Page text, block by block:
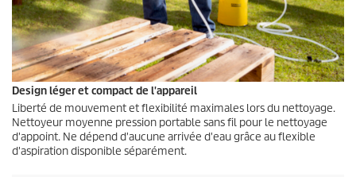
Design léger et compact de l'appareil
Liberté de mouvement et flexibilité maximales lors du nettoyage.
Nettoyeur moyenne pression portable sans fil pour le nettoyage
d'appoint. Ne dépend d'aucune arrivée d'eau grâce au flexible
d'aspiration disponible séparément.